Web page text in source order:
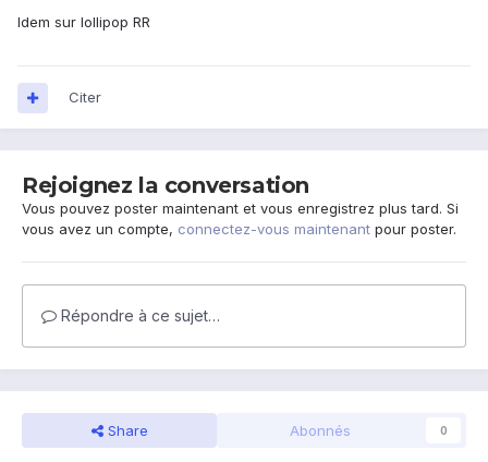
Idem sur lollipop RR
Citer
Rejoignez la conversation
Vous pouvez poster maintenant et vous enregistrez plus tard. Si
vous avez un compte, connectez-vous maintenant pour poster.
Répondre à ce sujet…
Share Abonnés 0